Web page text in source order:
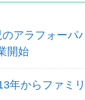
のアラフォーパ
開始
年からファミ